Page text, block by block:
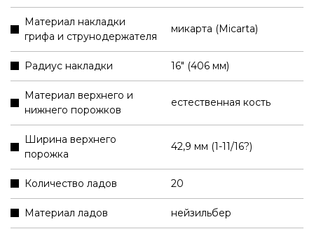
Материал накладки
грифа и струнодержателя
микарта (Micarta)
Радиус накладки 16" (406 мм)
Материал верхнего и
нижнего порожков
естественная кость
Ширина верхнего
порожка
42,9 мм (1-11/16?)
Количество ладов 20
Материал ладов нейзильбер